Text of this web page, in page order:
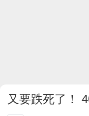
又要跌死了！